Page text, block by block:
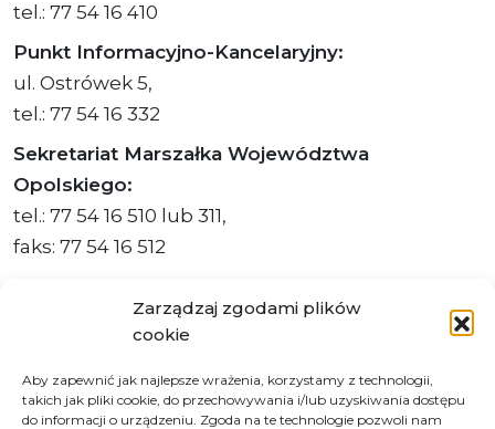
Zarządzaj zgodami plików
cookie
Aby zapewnić jak najlepsze wrażenia, korzystamy z technologii,
takich jak pliki cookie, do przechowywania i/lub uzyskiwania dostępu
do informacji o urządzeniu. Zgoda na te technologie pozwoli nam
tel.: 77 54 16 410
Punkt Informacyjno-Kancelaryjny:
ul. Ostrówek 5,
tel.: 77 54 16 332
Sekretariat Marszałka Województwa
Opolskiego:
tel.: 77 54 16 510 lub 311,
faks: 77 54 16 512
Adres do e-Doręczeń
Urzędu: AE:PL-66703-73759-IGTUV-14